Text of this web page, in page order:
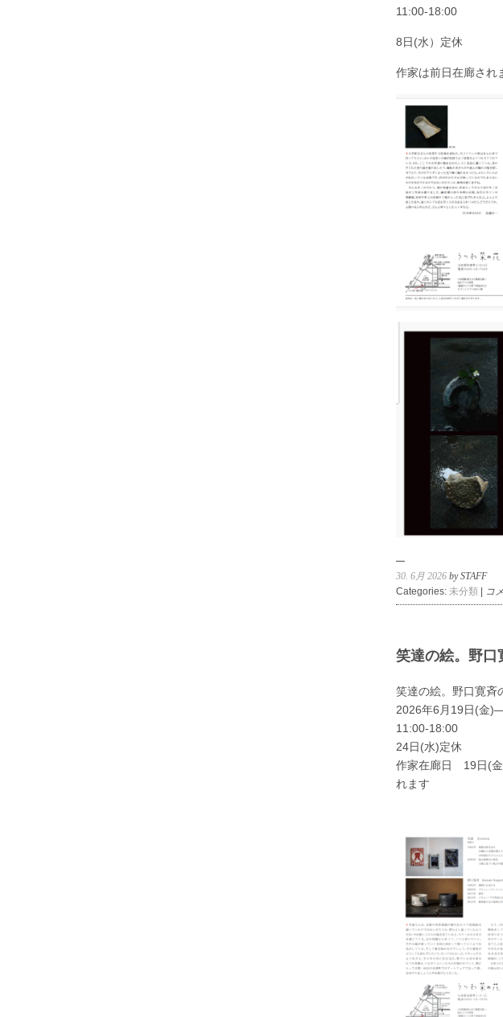
11:00-18:00
8日(水）定休
作家は前日在廊され
30. 6月 2026 by STAFF
Categories: 未分類 | 大
平
の
や
も
の
物
は
コ
笑達の絵。野口
笑達の絵。野口寛
2026年6月19日(金
11:00-18:00
24日(水)定休
作家在廊日 19日(
れます